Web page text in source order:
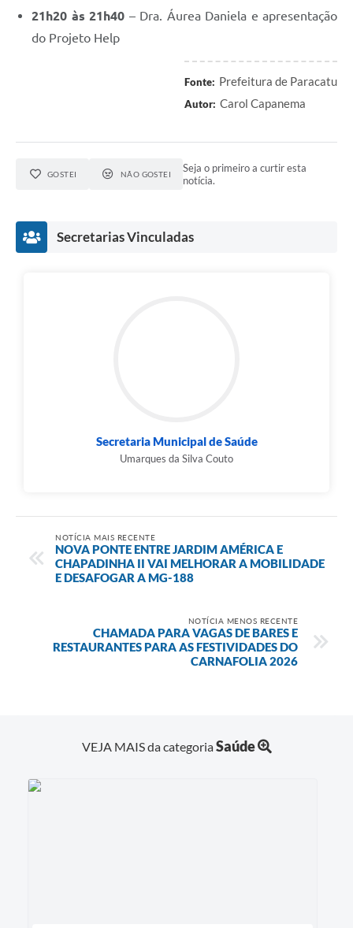
21h20 às 21h40 – Dra. Áurea Daniela e apresentação
do Projeto Help
Fonte: Prefeitura de Paracatu
Autor: Carol Capanema
GOSTEI NÃO GOSTEI
Seja o primeiro a curtir esta
notícia.
Secretarias Vinculadas
Secretaria Municipal de Saúde
Umarques da Silva Couto
NOTÍCIA MAIS RECENTE
NOVA PONTE ENTRE JARDIM AMÉRICA E
CHAPADINHA II VAI MELHORAR A MOBILIDADE
E DESAFOGAR A MG-188
NOTÍCIA MENOS RECENTE
CHAMADA PARA VAGAS DE BARES E
RESTAURANTES PARA AS FESTIVIDADES DO
CARNAFOLIA 2026
VEJA MAIS da categoriaSaúde